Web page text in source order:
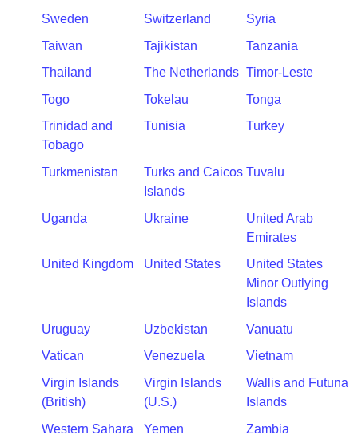
Sweden Switzerland
Syria
Taiwan
Tajikistan
Tanzania
Thailand
The Netherlands Timor-Leste
Togo
Tokelau
Tonga
Trinidad and
Tobago
Tunisia Turkey
Turkmenistan
Turks and Caicos
Islands
Tuvalu
Uganda Ukraine
United Arab
Emirates
United Kingdom
United States
United States
Minor Outlying
Islands
Uruguay
Uzbekistan
Vanuatu
Vatican
Venezuela
Vietnam
Virgin Islands
(British)
Virgin Islands
(U.S.)
Wallis and Futuna
Islands
Western Sahara
Yemen
Zambia